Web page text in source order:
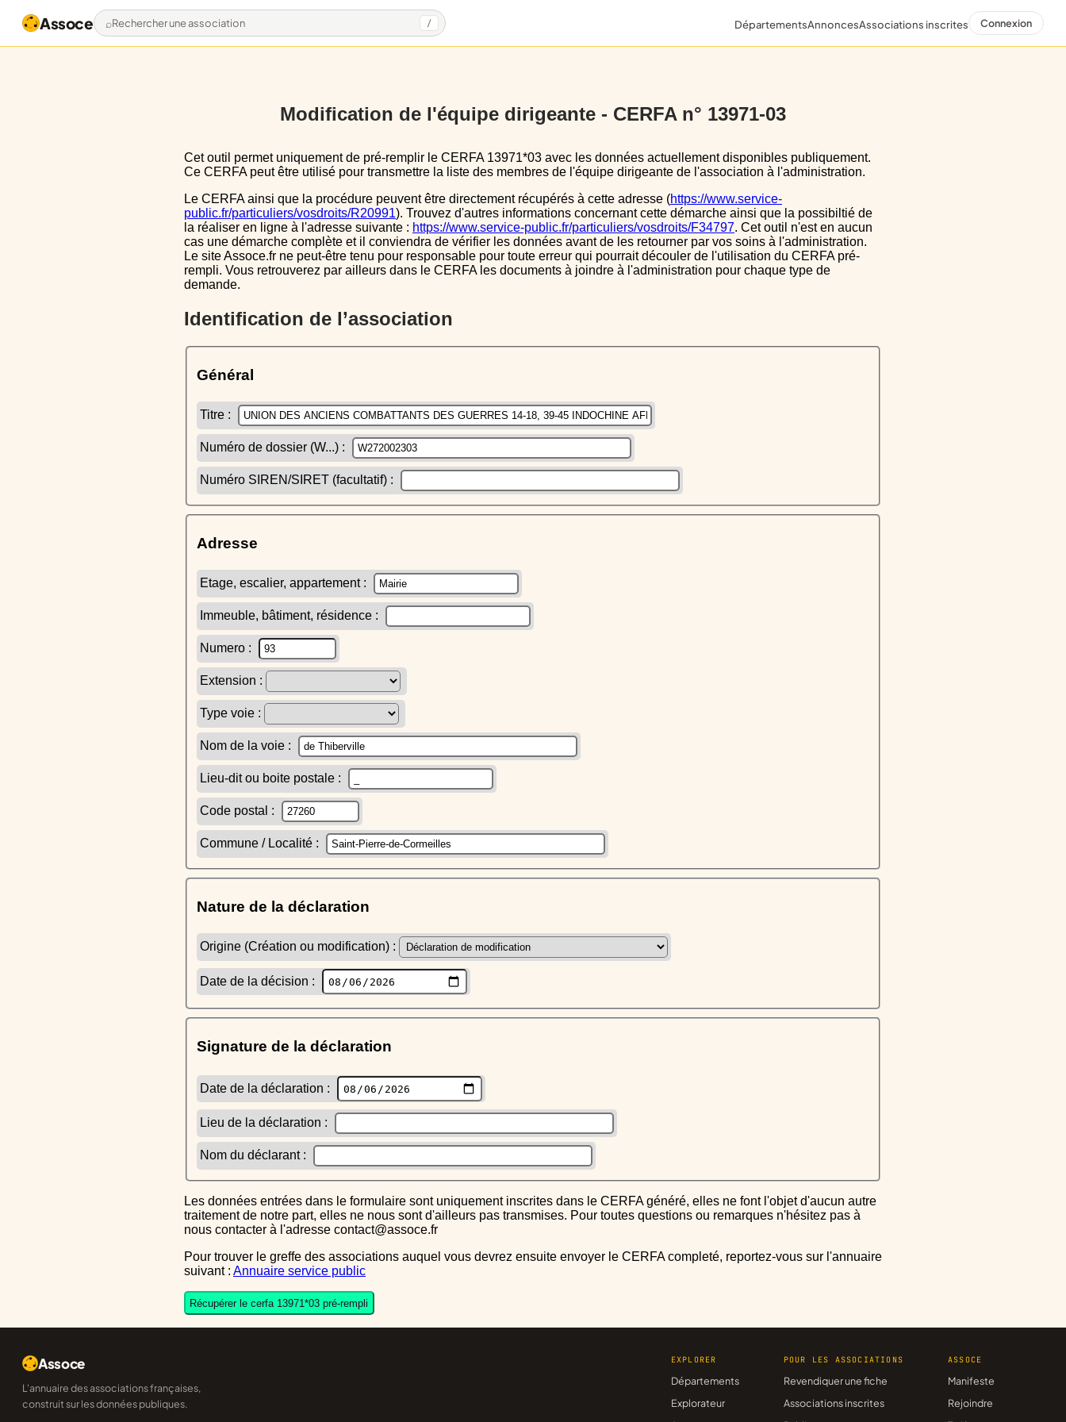
Assoce Rechercher une association / DépartementsAnnoncesAssociations inscrites Connexion
Modification de l'équipe dirigeante - CERFA n° 13971-03
Cet outil permet uniquement de pré-remplir le CERFA 13971*03 avec les données actuellement disponibles publiquement.
Ce CERFA peut être utilisé pour transmettre la liste des membres de l'équipe dirigeante de l'association à l'administration.
Le CERFA ainsi que la procédure peuvent être directement récupérés à cette adresse (https://www.service-
public.fr/particuliers/vosdroits/R20991). Trouvez d'autres informations concernant cette démarche ainsi que la possibiltié de
la réaliser en ligne à l'adresse suivante : https://www.service-public.fr/particuliers/vosdroits/F34797. Cet outil n'est en aucun
cas une démarche complète et il conviendra de vérifier les données avant de les retourner par vos soins à l'administration.
Le site Assoce.fr ne peut-être tenu pour responsable pour toute erreur qui pourrait découler de l'utilisation du CERFA pré-
rempli. Vous retrouverez par ailleurs dans le CERFA les documents à joindre à l'administration pour chaque type de
demande.
Identification de l’association
Général
Titre :
Numéro de dossier (W...) :
Numéro SIREN/SIRET (facultatif) :
Adresse
Etage, escalier, appartement :
Immeuble, bâtiment, résidence :
Numero :
Extension :
Type voie :
Nom de la voie :
Lieu-dit ou boite postale :
Code postal :
Commune / Localité :
Nature de la déclaration
Origine (Création ou modification) :
Date de la décision :
Signature de la déclaration
Date de la déclaration :
Lieu de la déclaration :
Nom du déclarant :
Les données entrées dans le formulaire sont uniquement inscrites dans le CERFA généré, elles ne font l'objet d'aucun autre
traitement de notre part, elles ne nous sont d'ailleurs pas transmises. Pour toutes questions ou remarques n'hésitez pas à
nous contacter à l'adresse contact@assoce.fr
Pour trouver le greffe des associations auquel vous devrez ensuite envoyer le CERFA completé, reportez-vous sur l'annuaire
suivant : Annuaire service public
Récupérer le cerfa 13971*03 pré-rempli
Assoce
L'annuaire des associations françaises,
construit sur les données publiques.
EXPLORER
Départements
Explorateur
POUR LES ASSOCIATIONS
Revendiquer une fiche
Associations inscrites
ASSOCE
Manifeste
Rejoindre